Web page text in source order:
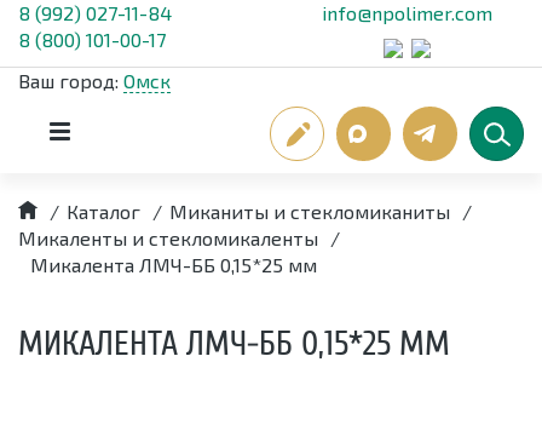
8 (992) 027-11-84
8 (800) 101-00-17
info@npolimer.com
Ваш город: Омск
/ Каталог / Миканиты и стекломиканиты
/
Микаленты и стекломикаленты
/
Микалента ЛМЧ-ББ 0,15*25 мм
МИКАЛЕНТА ЛМЧ-ББ 0,15*25 ММ